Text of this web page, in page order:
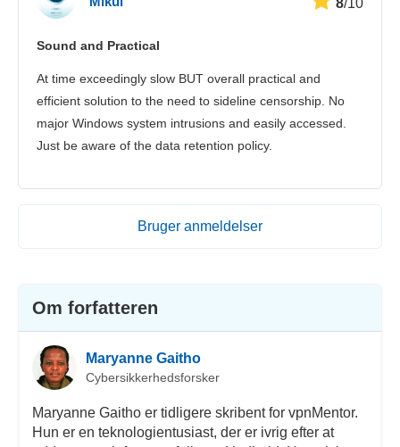
Sound and Practical
At time exceedingly slow BUT overall practical and
efficient solution to the need to sideline censorship. No
major Windows system intrusions and easily accessed.
Just be aware of the data retention policy.
Bruger anmeldelser
Om forfatteren
Maryanne Gaitho
Cybersikkerhedsforsker
Maryanne Gaitho er tidligere skribent for vpnMentor.
Hun er en teknologientusiast, der er ivrig efter at